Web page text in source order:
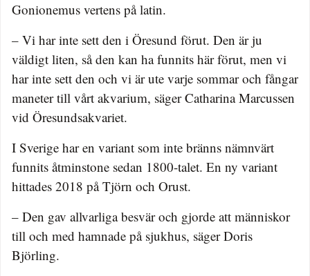
Gonionemus vertens på latin.
– Vi har inte sett den i Öresund förut. Den är ju
väldigt liten, så den kan ha funnits här förut, men vi
har inte sett den och vi är ute varje sommar och fångar
maneter till vårt akvarium, säger Catharina Marcussen
vid Öresundsakvariet.
I Sverige har en variant som inte bränns nämnvärt
funnits åtminstone sedan 1800-talet. En ny variant
hittades 2018 på Tjörn och Orust.
– Den gav allvarliga besvär och gjorde att människor
till och med hamnade på sjukhus, säger Doris
Björling.